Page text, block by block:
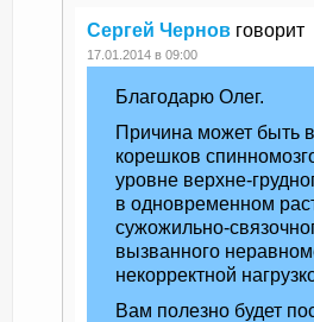
Сергей Чернов говорит
17.01.2014 в 09:00
Благодарю Олег.
Причина может быть
корешков
уровне верхне-
в одновременном
сужожильно-
вызванного
некорректной
Вам полезно будет